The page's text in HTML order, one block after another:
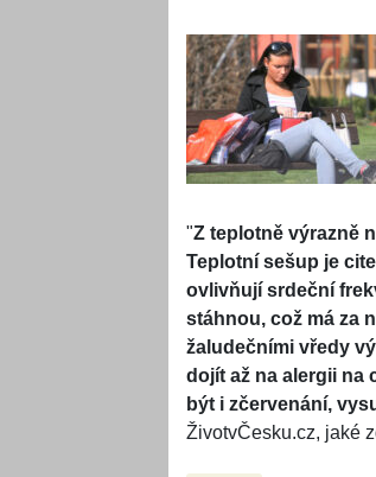
"Z teplotně výrazně
Teplotní sešup je
ovlivňují srdeční
stáhnou, což má za
žaludečními vředy
dojít až na alergii na
být i zčervenání,
ŽivotvČesku.cz, jaké